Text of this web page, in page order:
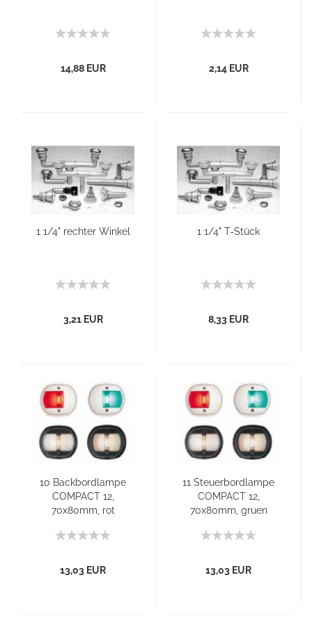
14,88 EUR 2,14 EUR
1 1/4" rechter Winkel
3,21 EUR
1 1/4" T-Stück
8,33 EUR
10 Backbordlampe
COMPACT 12,
70x80mm, rot
13,03 EUR
11 Steuerbordlampe
COMPACT 12,
70x80mm, gruen
13,03 EUR